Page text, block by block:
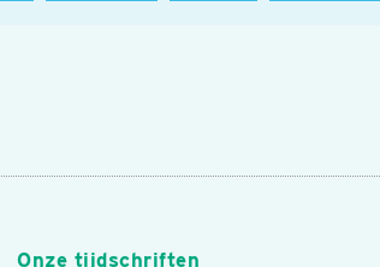
Onze tijdschriften